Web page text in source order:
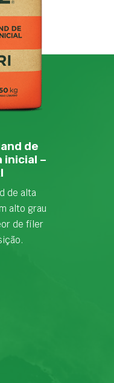
de
–
de alta
alto grau
de fíler